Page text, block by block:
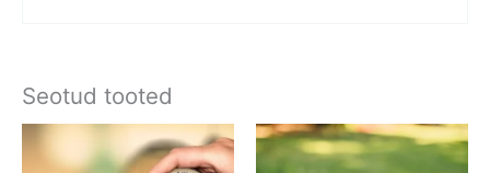
Seotud tooted